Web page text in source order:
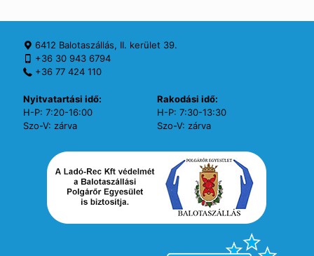
6412 Balotaszállás, II. kerület 39.
+36 30 943 6794
+36 77 424 110
Nyitvatartási idő:
H-P: 7:20-16:00
Szo-V: zárva
Rakodási idő:
H-P: 7:30-13:30
Szo-V: zárva